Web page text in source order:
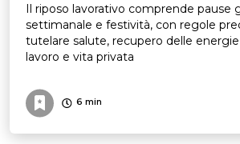
Il riposo lavorativo comprende pause
settimanale e festività, con regole
tutelare salute, recupero delle
lavoro e vita privata
6 min